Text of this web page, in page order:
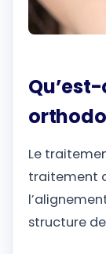
Le
traitement
structure